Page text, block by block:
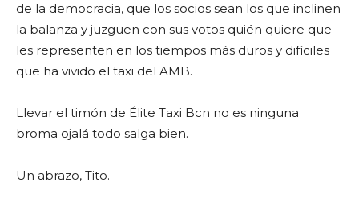
de la democracia, que los socios sean los que inclinen
la balanza y juzguen con sus votos quién quiere que
les representen en los tiempos más duros y difíciles
que ha vivido el taxi del AMB.
Llevar el timón de Élite Taxi Bcn no es ninguna
broma ojalá todo salga bien.
Un abrazo, Tito.